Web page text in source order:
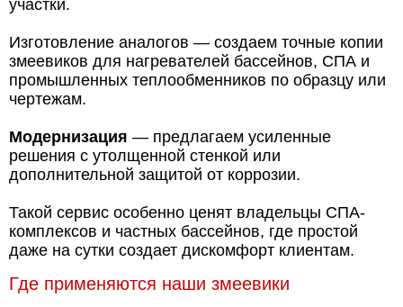
участки.
Изготовление аналогов — создаем точные копии
змеевиков для нагревателей бассейнов, СПА и
промышленных теплообменников по образцу или
чертежам.
Модернизация — предлагаем усиленные
решения с утолщенной стенкой или
дополнительной защитой от коррозии.
Такой сервис особенно ценят владельцы СПА-
комплексов и частных бассейнов, где простой
даже на сутки создает дискомфорт клиентам.
Где применяются наши змеевики